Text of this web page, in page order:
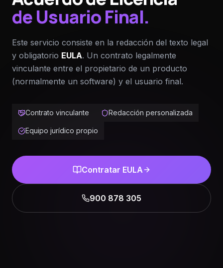
de Usuario Final.
Este servicio consiste en la redacción del texto legal
y obligatorio EULA. Un contrato legalmente
vinculante entre el propietario de un producto
(normalmente un software) y el usuario final.
Contrato vinculante Redacción personalizada
Equipo jurídico propio
Contratar EULA
900 878 305